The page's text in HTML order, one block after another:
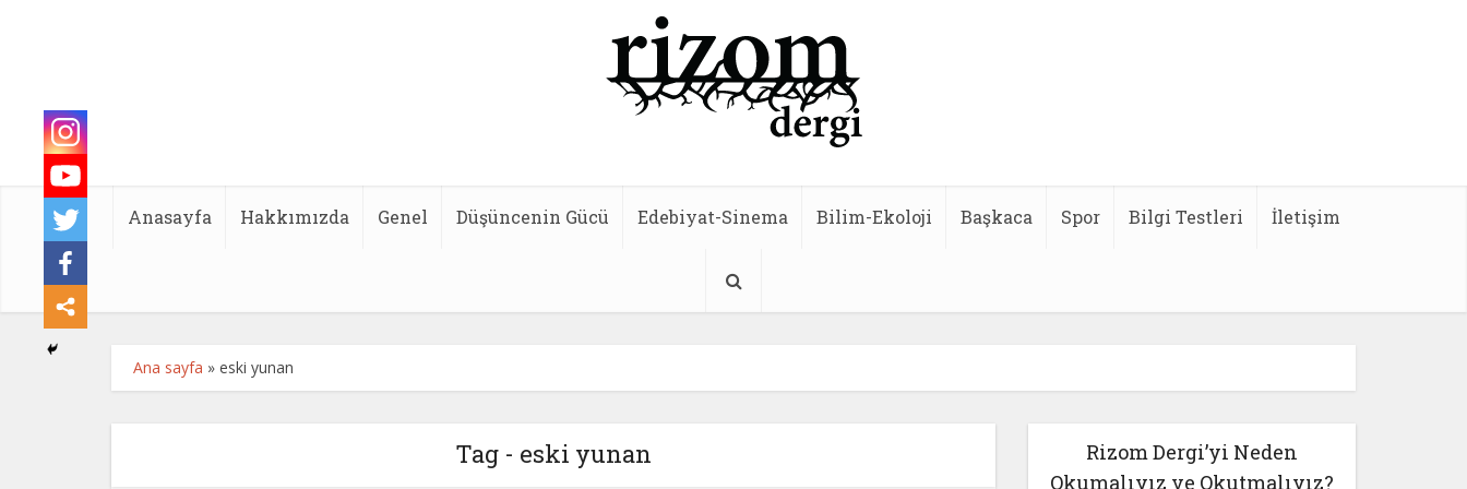
Anasayfa Hakkımızda Genel Düşüncenin Gücü Edebiyat-Sinema Bilim-Ekoloji Başkaca Spor Bilgi Testleri İletişim
Ana sayfa » eski yunan
Tag - eski yunan
Rizom Dergi’yi Neden
Okumalıyız ve Okutmalıyız?